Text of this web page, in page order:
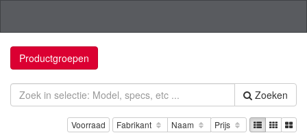
Productgroepen
Zoeken
Voorraad Fabrikant Naam Prijs